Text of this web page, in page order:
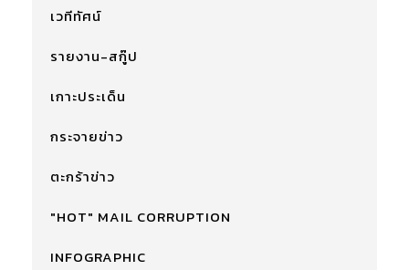
เวทีทัศน์
รายงาน-สกู๊ป
เกาะประเด็น
กระจายข่าว
ตะกร้าข่าว
"HOT" MAIL CORRUPTION
INFOGRAPHIC